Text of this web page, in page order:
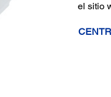
el sitio